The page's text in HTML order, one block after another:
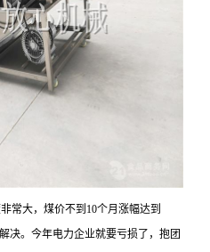
常大，煤价不到10个月涨幅达到
决。今年电力企业就要亏损了，抱团